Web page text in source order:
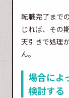
転職完了まで
じれば、その
天引きで処理
ん。
場合によ
検討する